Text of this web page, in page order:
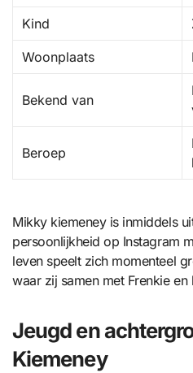
Kind
Woonplaats
Bekend van
Beroep
Mikky kiemeney is inmiddels
persoonlijkheid op Instagram
leven speelt zich momenteel
waar zij samen met Frenkie
Jeugd en
Kiemeney